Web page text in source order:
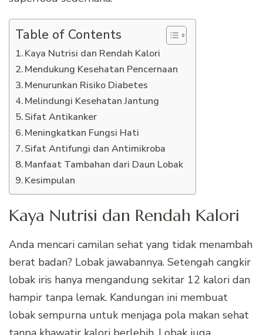
Table of Contents
Kaya Nutrisi dan Rendah Kalori
Mendukung Kesehatan Pencernaan
Menurunkan Risiko Diabetes
Melindungi Kesehatan Jantung
Sifat Antikanker
Meningkatkan Fungsi Hati
Sifat Antifungi dan Antimikroba
Manfaat Tambahan dari Daun Lobak
Kesimpulan
Kaya Nutrisi dan Rendah Kalori
Anda mencari camilan sehat yang tidak menambah
berat badan? Lobak jawabannya. Setengah cangkir
lobak iris hanya mengandung sekitar 12 kalori dan
hampir tanpa lemak. Kandungan ini membuat
lobak sempurna untuk menjaga pola makan sehat